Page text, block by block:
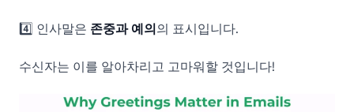
4️⃣ 인사말은 존중과 예의의 표시입니다.
수신자는 이를 알아차리고 고마워할 것입니다!